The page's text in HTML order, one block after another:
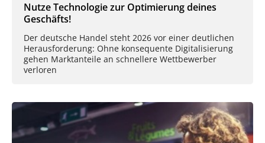
Nutze Technologie zur Optimierung deines
Geschäfts!
Der deutsche Handel steht 2026 vor einer deutlichen
Herausforderung: Ohne konsequente Digitalisierung
gehen Marktanteile an schnellere Wettbewerber
verloren